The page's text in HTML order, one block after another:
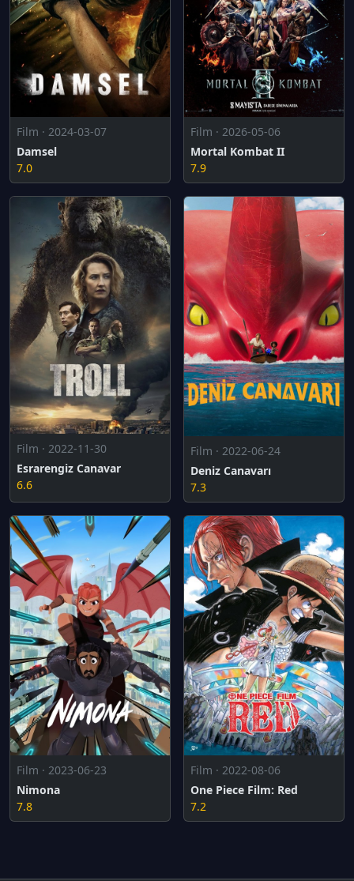
Film · 2024-03-07
Damsel
7.0
Film · 2026-05-06
Mortal Kombat II
7.9
Film · 2022-11-30
Esrarengiz Canavar
6.6
Film · 2022-06-24
Deniz Canavarı
7.3
Film · 2023-06-23
Nimona
7.8
Film · 2022-08-06
One Piece Film: Red
7.2